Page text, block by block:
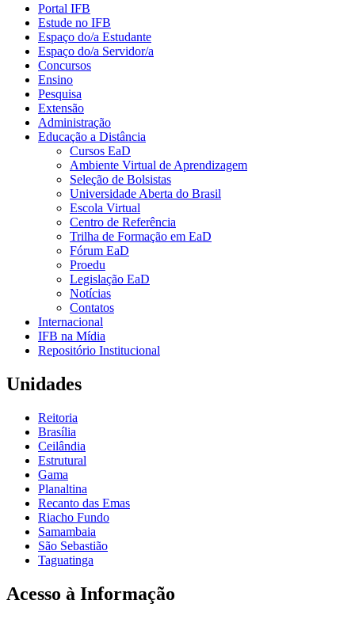
Portal IFB
Estude no IFB
Espaço do/a Estudante
Espaço do/a Servidor/a
Concursos
Ensino
Pesquisa
Extensão
Administração
Educação a Distância
Cursos EaD
Ambiente Virtual de Aprendizagem
Seleção de Bolsistas
Universidade Aberta do Brasil
Escola Virtual
Centro de Referência
Trilha de Formação em EaD
Fórum EaD
Proedu
Legislação EaD
Notícias
Contatos
Internacional
IFB na Mídia
Repositório Institucional
Unidades
Reitoria
Brasília
Ceilândia
Estrutural
Gama
Planaltina
Recanto das Emas
Riacho Fundo
Samambaia
São Sebastião
Taguatinga
Acesso à Informação